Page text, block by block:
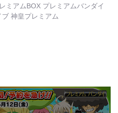
ミアムBOX プレミアムバンダイ
神皇プレミアム